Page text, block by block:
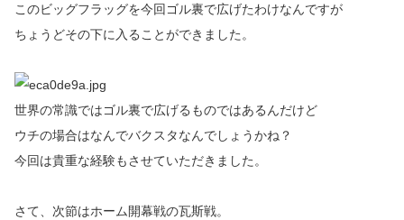
このビッグフラッグを今回ゴル裏で広げたわけなんですが
ちょうどその下に入ることができました。
世界の常識ではゴル裏で広げるものではあるんだけど
ウチの場合はなんでバクスタなんでしょうかね？
今回は貴重な経験もさせていただきました。
さて、次節はホーム開幕戦の瓦斯戦。